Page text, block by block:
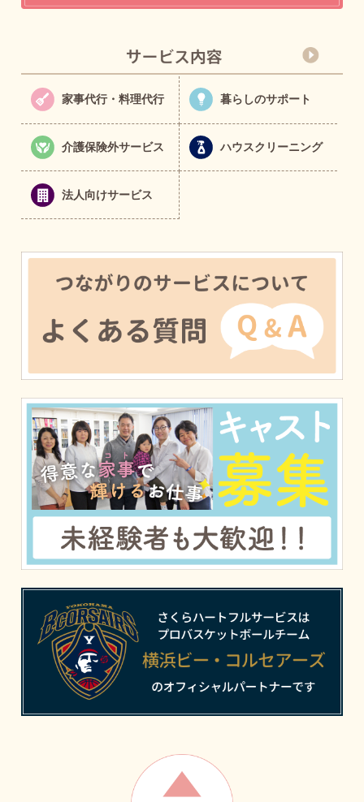
家事代行・料理代行 暮らしのサポート
介護保険外サービス ハウスクリーニング
法人向けサービス